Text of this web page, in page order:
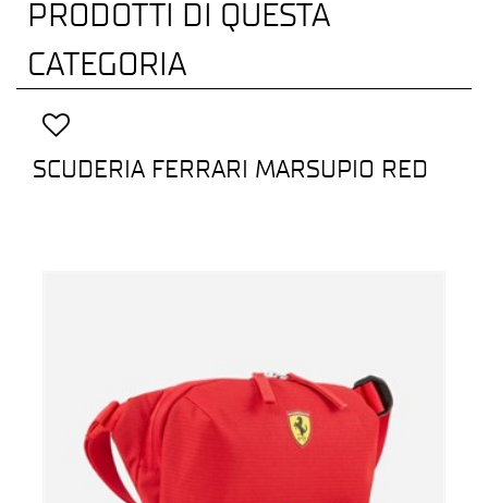
PRODOTTI DI QUESTA
CATEGORIA
SCUDERIA FERRARI MARSUPIO RED